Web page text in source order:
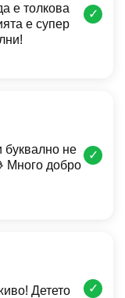
е толкова
е супер
✓
буквално не
Много добро
✓
Детето
✓